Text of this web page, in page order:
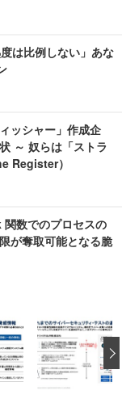
は比例しない」あな
ッシャー」作成企
～ 奴らは「ストラ
Register）
数でのプロセスの
が奪取可能となる脆